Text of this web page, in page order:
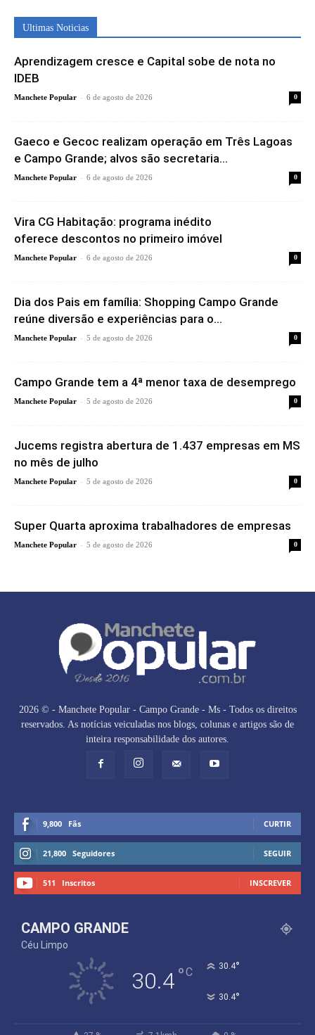
Ultimas Noticias
Aprendizagem cresce e Capital sobe de nota no
IDEB
Manchete Popular - 6 de agosto de 2026 0
Gaeco e Gecoc realizam operação em Três Lagoas
e Campo Grande; alvos são secretaria...
Manchete Popular - 6 de agosto de 2026 0
Vira CG Habitação: programa inédito
oferece descontos no primeiro imóvel
Manchete Popular - 6 de agosto de 2026 0
Dia dos Pais em família: Shopping Campo Grande
reúne diversão e experiências para o...
Manchete Popular - 5 de agosto de 2026 0
Campo Grande tem a 4ª menor taxa de desemprego
Manchete Popular - 5 de agosto de 2026 0
Jucems registra abertura de 1.437 empresas em MS
no mês de julho
Manchete Popular - 5 de agosto de 2026 0
Super Quarta aproxima trabalhadores de empresas
Manchete Popular - 5 de agosto de 2026 0
2026 © - Manchete Popular - Campo Grande - Ms - Todos os direitos
reservados. As notícias veiculadas nos blogs, colunas e artigos são de
inteira responsabilidade dos autores.
9,800 Fãs CURTIR
21,800 Seguidores SEGUIR
511 Inscritos INSCREVER
CAMPO GRANDE
Céu Limpo
30.4°C 30.4°
30.4°